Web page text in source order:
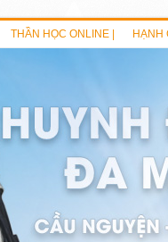
THẦN HỌC ONLINE | HẠNH